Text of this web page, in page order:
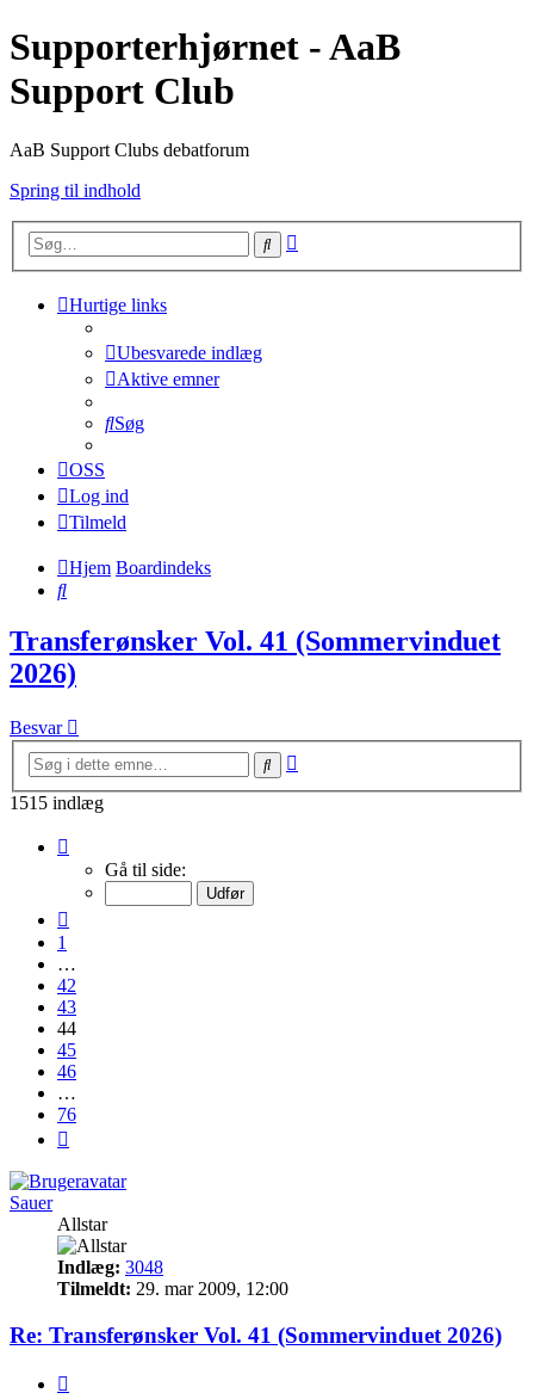
Supporterhjørnet - AaB
Support Club
AaB Support Clubs debatforum
Spring til indhold
Søg
Hurtige links
Ubesvarede indlæg
Aktive emner
Søg
OSS
Log ind
Tilmeld
Hjem Boardindeks
Søg
Transferønsker Vol. 41 (Sommervinduet
2026)
Besvar
Søg
1515 indlæg
44
Gå til side:
1
…
42
43
44
45
46
…
76
Sauer
Allstar
Indlæg: 3048
Tilmeldt: 29. mar 2009, 12:00
Re: Transferønsker Vol. 41 (Sommervinduet 2026)